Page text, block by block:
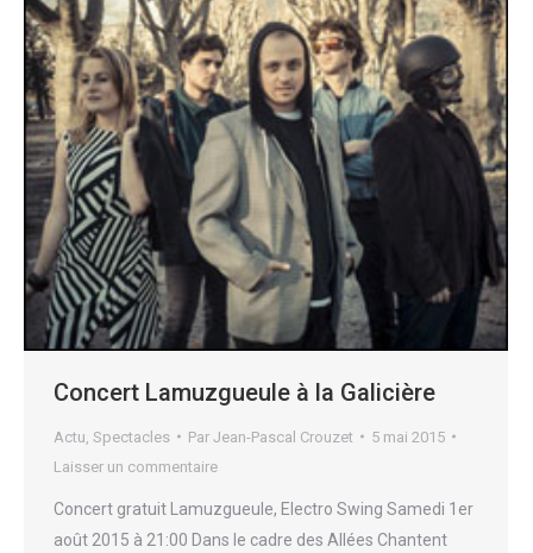
Concert Lamuzgueule à la Galicière
Actu Spectacles Par Jean-Pascal Crouzet
5 mai 2015
Laisser un commentaire
Concert gratuit Lamuzgueule, Electro Swing Samedi 1er
août 2015 à 21:00 Dans le cadre des Allées Chantent